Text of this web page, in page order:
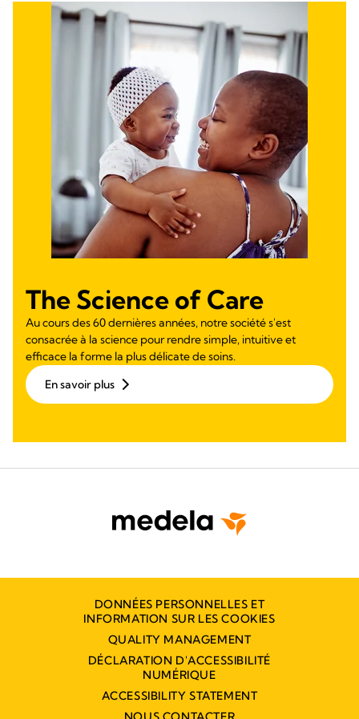
The Science of Care
Au cours des 60 dernières années, notre société s'est
consacrée à la science pour rendre simple, intuitive et
efficace la forme la plus délicate de soins.
En savoir plus
DONNÉES PERSONNELLES ET
INFORMATION SUR LES COOKIES
QUALITY MANAGEMENT
DÉCLARATION D'ACCESSIBILITÉ
NUMÉRIQUE
ACCESSIBILITY STATEMENT